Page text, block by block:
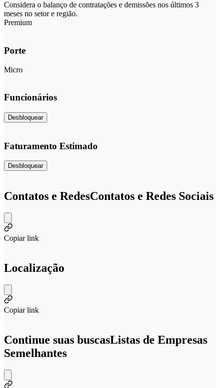
Considera o balanço de contratações e demissões nos últimos 3
meses no setor e região.
Premium
Porte
Micro
Funcionários
Desbloquear
Faturamento Estimado
Desbloquear
Contatos e RedesContatos e Redes Sociais
Copiar link
Localização
Copiar link
Continue suas buscasListas de Empresas
Semelhantes